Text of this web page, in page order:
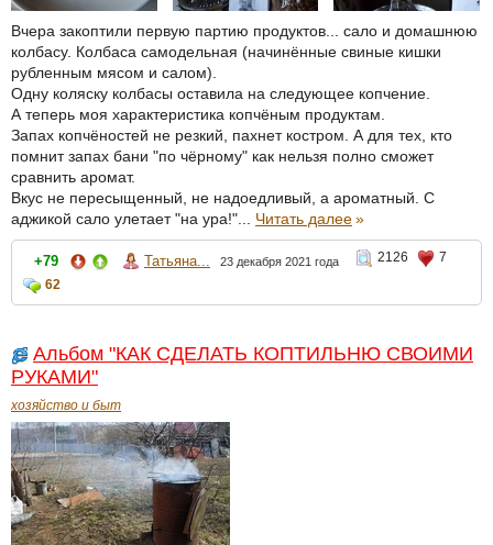
Вчера закоптили первую партию продуктов... сало и домашнюю
колбасу. Колбаса самодельная (начинённые свиные кишки
рубленным мясом и салом).
Одну коляску колбасы оставила на следующее копчение.
А теперь моя характеристика копчёным продуктам.
Запах копчёностей не резкий, пахнет костром. А для тех, кто
помнит запах бани "по чёрному" как нельзя полно сможет
сравнить аромат.
Вкус не пересыщенный, не надоедливый, а ароматный. С
аджикой сало улетает "на ура!"... Читать далее»
+79 Татьяна... 23 декабря 2021 года 2126
7
62
Альбом "КАК СДЕЛАТЬ КОПТИЛЬНЮ СВОИМИ
РУКАМИ"
хозяйство и быт